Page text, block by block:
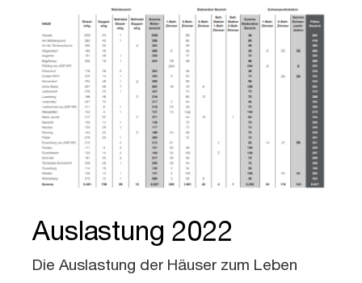
Auslastung 2022
Die Auslastung der Häuser zum Leben